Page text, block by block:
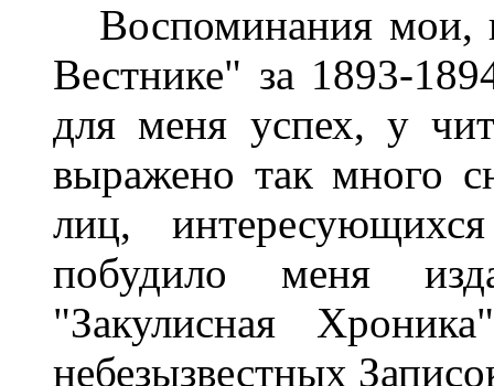
Воспоминания мои,
Вестнике" за 1893-
для меня успех, у
выражено так много
лиц,
побудило меня
"Закулисная
небезызвестных